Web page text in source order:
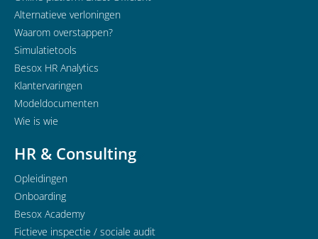
Alternatieve verloningen
Waarom overstappen?
Simulatietools
Besox HR Analytics
Klantervaringen
Modeldocumenten
Wie is wie
HR & Consulting
Opleidingen
Onboarding
Besox Academy
Fictieve inspectie / sociale audit